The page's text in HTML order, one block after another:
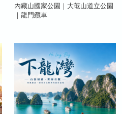
內藏山國家公園｜大芚山道立公園
｜龍門纜車